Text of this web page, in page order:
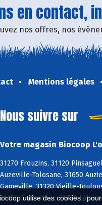
utilise des cookies :
en contact,
nos offres, nos
Mentions légales
Nous suivre sur
Votre magasin Biocoop
31270 Frouzins, 31120
Auzeville-Tolosane, 31650
Gameville, 31320 Vieille-
31150 Gratentour, 31620